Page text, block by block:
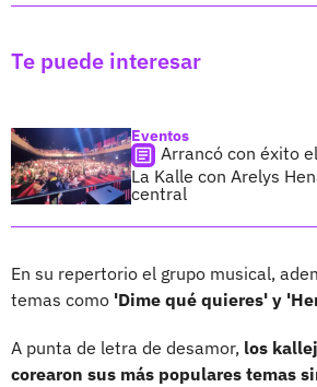
Te puede interesar
Eventos
Arrancó con éxito
La Kalle con Arelys
central
En su repertorio el grupo musical,
temas como 'Dime qué quieres' y
A punta de letra de desamor, los
corearon sus más populares temas